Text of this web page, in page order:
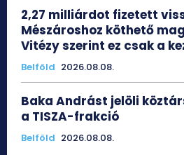
2,27 milliárdot fizetett
Mészároshoz köthető
Vitézy szerint ez csak a
Belföld 2026.08.08.
Baka Andrást jelöli
a TISZA-frakció
Belföld 2026.08.08.